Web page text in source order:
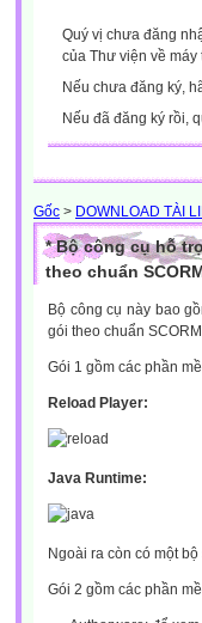
Quý vị chưa đăng
của Thư viện về máy
Nếu chưa đăng ký,
Nếu đã đăng ký rồi,
Gốc > DOWNLOAD TÀI
* Bộ công cụ hỗ
theo chuẩn
Bộ công cụ này bao
gói theo chuẩn
Gói 1 gồm các phần
Reload Player:
Java Runtime:
Ngoài ra còn có một
Gói 2 gồm các phần